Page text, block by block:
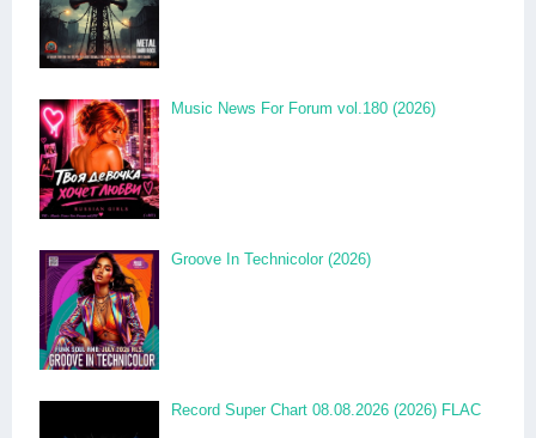
Music News For Forum vol.180 (2026)
Groove In Technicolor (2026)
Record Super Chart 08.08.2026 (2026) FLAC